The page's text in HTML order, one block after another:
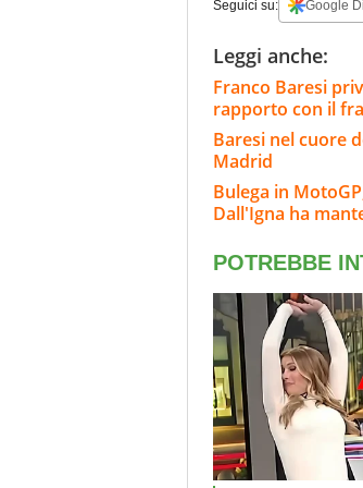
Seguici su: Google
Leggi anche:
Franco Baresi
rapporto con il
Baresi nel cuore
Madrid
Bulega in
Dall'Igna ha